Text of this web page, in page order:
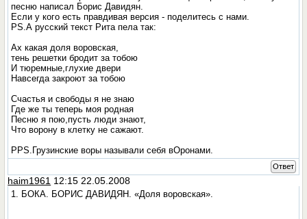
песню написал Борис Давидян.
Если у кого есть правдивая версия - поделитесь с нами.
PS.А русский текст Рита пела так:
Ах какая доля воровская,
тень решетки бродит за тобою
И тюремные,глухие двери
Навсегда закроют за тобою
Счастья и свободы я не знаю
Где же ты теперь моя родная
Песню я пою,пусть люди знают,
Что ворону в клетку не сажают.
PPS.Грузинские воры называли себя вОронами.
Ответ
haim1961 12:15 22.05.2008
1. БОКА. БОРИС ДАВИДЯН. «Доля воровская».